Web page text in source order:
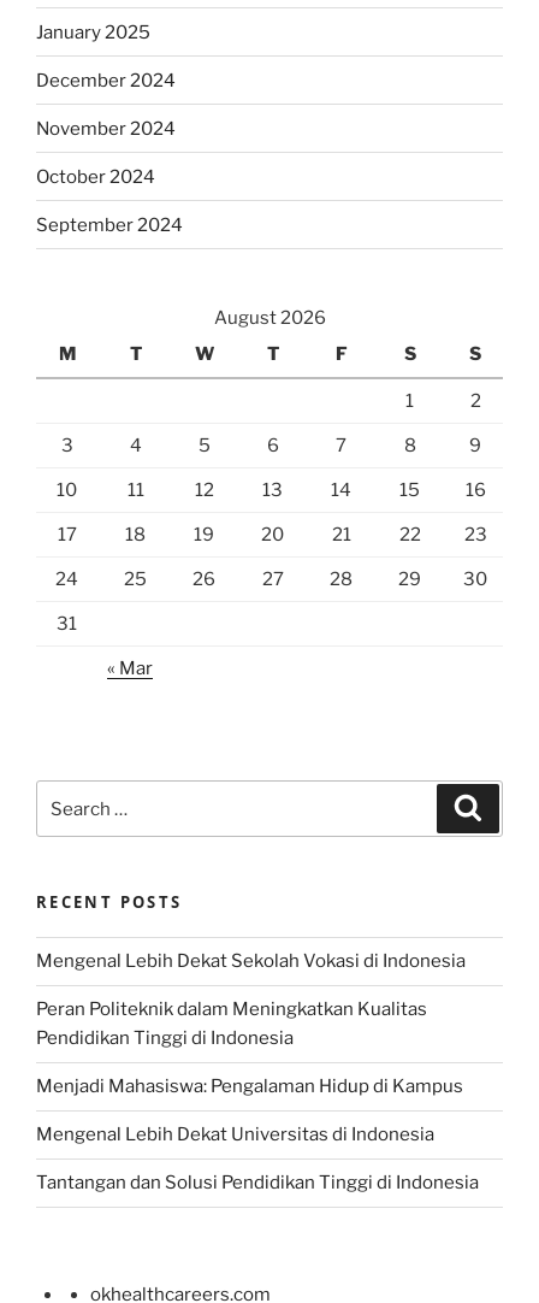
January 2025
December 2024
November 2024
October 2024
September 2024
August 2026
M
T W T F S S
1 2
3 4 5 6 7 8 9
10 11 12 13 14 15 16
17 18 19 20 21 22 23
24 25 26 27 28 29 30
31
« Mar
for:
RECENT POSTS
Mengenal Lebih Dekat Sekolah Vokasi di Indonesia
Peran Politeknik dalam Meningkatkan Kualitas
Pendidikan Tinggi di Indonesia
Menjadi Mahasiswa: Pengalaman Hidup di Kampus
Mengenal Lebih Dekat Universitas di Indonesia
Tantangan dan Solusi Pendidikan Tinggi di Indonesia
okhealthcareers.com